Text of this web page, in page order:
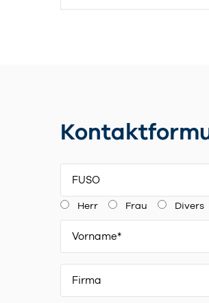
FUSO
Herr Frau Divers